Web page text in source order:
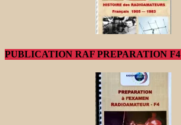
PUBLICATION RAF PREPARATION F4